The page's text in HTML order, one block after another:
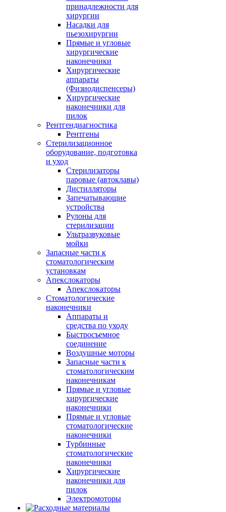
принадлежности для
хирургии
Насадки для
пьезохирургии
Прямые и угловые
хирургические
наконечники
Хирургические
аппараты
(Физиодиспенсеры)
Хирургические
наконечники для
пилок
Рентгендиагностика
Рентгены
Стерилизационное
оборудование, подготовка
и уход
Стерилизаторы
паровые (автоклавы)
Дистилляторы
Запечатывающие
устройства
Рулоны для
стерилизации
Ультразвуковые
мойки
Запасные части к
стоматологическим
установкам
Апекслокаторы
Апекслокаторы
Стоматологические
наконечники
Аппараты и
средства по уходу
Быстросъемное
соединение
Воздушные моторы
Запасные части к
стоматологическим
наконечникам
Прямые и угловые
хирургические
наконечники
Прямые и угловые
стоматологические
наконечники
Турбинные
стоматологические
наконечники
Хирургические
наконечники для
пилок
Электромоторы